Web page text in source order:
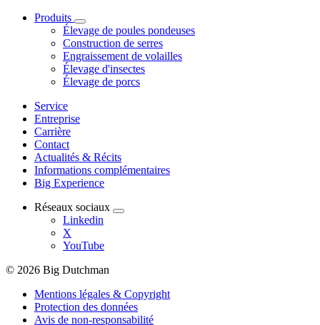
Produits
Élevage de poules pondeuses
Construction de serres
Engraissement de volailles
Élevage d'insectes
Élevage de porcs
Service
Entreprise
Carrière
Contact
Actualités & Récits
Informations complémentaires
Big Experience
Réseaux sociaux
Linkedin
X
YouTube
© 2026 Big Dutchman
Mentions légales & Copyright
Protection des données
Avis de non-responsabilité